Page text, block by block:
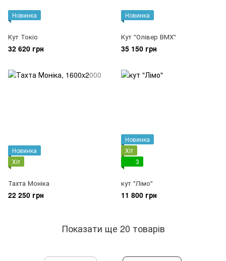
Новинка
Кут Токіо
32 620 грн
Новинка
Кут "Олівер ВМХ"
35 150 грн
Новинка
Хіт
Тахта Моніка
22 250 грн
Новинка
Хіт
3
кут "Лімо"
11 800 грн
Показати ще 20 товарів